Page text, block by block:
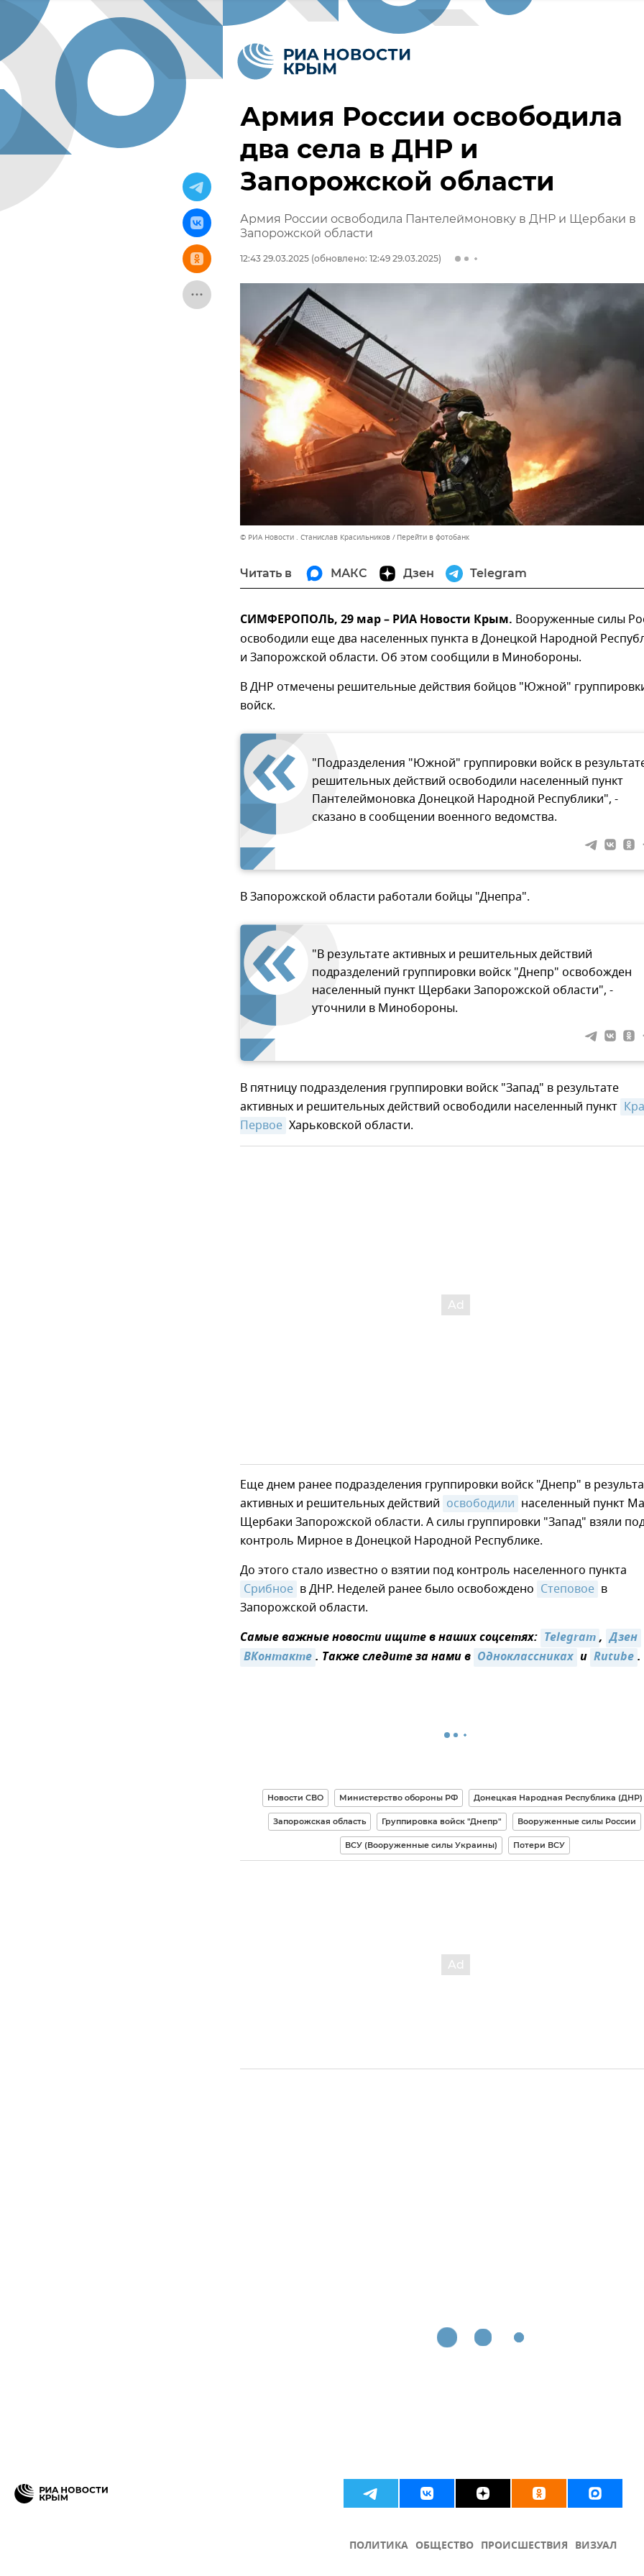
Армия России освободила
два села в ДНР и
Запорожской области
Армия России освободила Пантелеймоновку в ДНР и Щербаки в
Запорожской области
12:43 29.03.2025 (обновлено: 12:49 29.03.2025)
© РИА Новости . Станислав Красильников Перейти в фотобанк
Читать в МАКС Дзен Telegram
СИМФЕРОПОЛЬ, 29 мар – РИА Новости Крым. Вооруженные силы
освободили еще два населенных пункта в Донецкой Народной
и Запорожской области. Об этом сообщили в Минобороны.
В ДНР отмечены решительные действия бойцов "Южной"
войск.
"Подразделения "Южной" группировки войск в
решительных действий освободили населенный пункт
Пантелеймоновка Донецкой Народной Республики", -
сказано в сообщении военного ведомства.
В Запорожской области работали бойцы "Днепра".
"В результате активных и решительных действий
подразделений группировки войск "Днепр" освобожден
населенный пункт Щербаки Запорожской области", -
уточнили в Минобороны.
В пятницу подразделения группировки войск "Запад" в результате
активных и решительных действий освободили населенный пункт
Первое Харьковской области.
Еще днем ранее подразделения группировки войск "Днепр" в
активных и решительных действий освободили населенный пункт
Щербаки Запорожской области. А силы группировки "Запад" взяли
контроль Мирное в Донецкой Народной Республике.
До этого стало известно о взятии под контроль населенного пункта
Срибное в ДНР. Неделей ранее было освобождено Степовое в
Запорожской области.
Самые важные новости ищите в наших соцсетях: Telegram, Дзен
ВКонтакте. Также следите за нами в Одноклассниках и Rutube.
Новости СВО Министерство обороны РФ Донецкая Народная Республика (ДНР)
Запорожская область Группировка войск "Днепр" Вооруженные силы России
ВСУ (Вооруженные силы Украины) Потери ВСУ
ПОЛИТИКА ОБЩЕСТВО ПРОИСШЕСТВИЯ ВИЗУАЛ